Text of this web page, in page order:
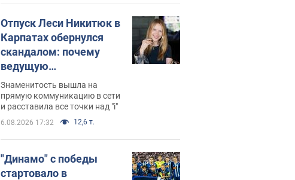
Отпуск Леси Никитюк в
Карпатах обернулся
скандалом: почему
ведущую
несправедливо
захейтили
Знаменитость вышла на
прямую коммуникацию в сети
и расставила все точки над "i"
6.08.2026 17:32 12,6 т.
"Динамо" с победы
стартовало в